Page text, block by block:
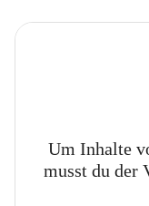
Um Inhalte
musst du der